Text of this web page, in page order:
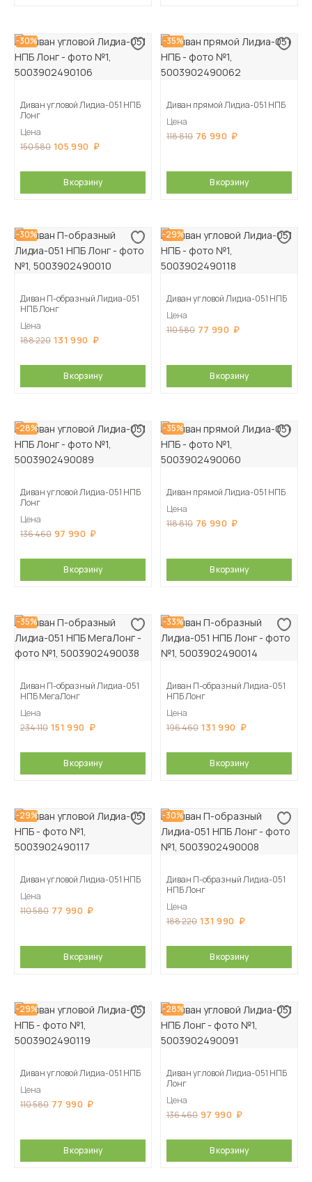
-30%
Диван угловой Лидиа-051 НПБ
Лонг
Цена
150 580 105 990
В корзину
-35%
Диван прямой Лидиа-051 НПБ
Цена
118 810 76 990
В корзину
-30%
Диван П-образный Лидиа-051
НПБ Лонг
Цена
188 220 131 990
В корзину
-29%
Диван угловой Лидиа-051 НПБ
Цена
110 580 77 990
В корзину
-28%
Диван угловой Лидиа-051 НПБ
Лонг
Цена
136 460 97 990
В корзину
-35%
Диван прямой Лидиа-051 НПБ
Цена
118 810 76 990
В корзину
-35%
Диван П-образный Лидиа-051
НПБ МегаЛонг
Цена
234 110 151 990
В корзину
-33%
Диван П-образный Лидиа-051
НПБ Лонг
Цена
196 460 131 990
В корзину
-29%
Диван угловой Лидиа-051 НПБ
Цена
110 580 77 990
В корзину
-30%
Диван П-образный Лидиа-051
НПБ Лонг
Цена
188 220 131 990
В корзину
-29%
Диван угловой Лидиа-051 НПБ
Цена
110 580 77 990
В корзину
-28%
Диван угловой Лидиа-051 НПБ
Лонг
Цена
136 460 97 990
В корзину